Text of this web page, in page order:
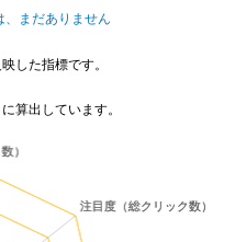
、まだありません
した指標です。
算出しています。